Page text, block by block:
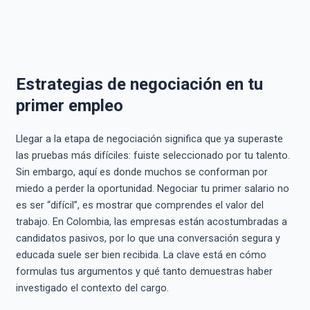
Estrategias de negociación en tu
primer empleo
Llegar a la etapa de negociación significa que ya superaste
las pruebas más difíciles: fuiste seleccionado por tu talento.
Sin embargo, aquí es donde muchos se conforman por
miedo a perder la oportunidad. Negociar tu primer salario no
es ser “difícil”, es mostrar que comprendes el valor del
trabajo. En Colombia, las empresas están acostumbradas a
candidatos pasivos, por lo que una conversación segura y
educada suele ser bien recibida. La clave está en cómo
formulas tus argumentos y qué tanto demuestras haber
investigado el contexto del cargo.